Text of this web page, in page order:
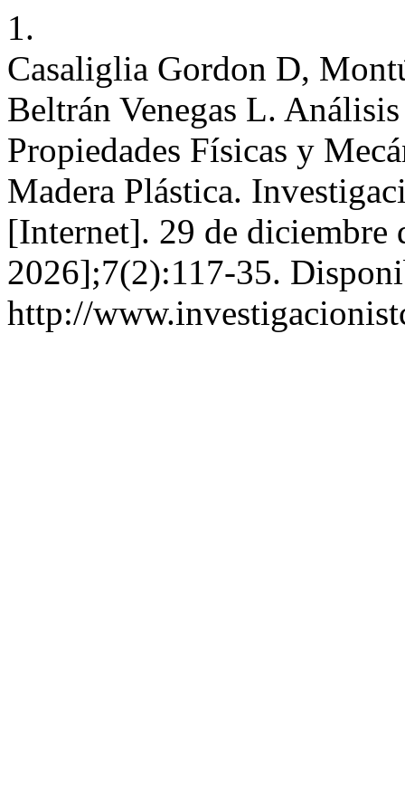
1.
Casaliglia Gordon D,
Beltrán Venegas L.
Propiedades Físicas y
Madera Plástica.
[Internet]. 29 de diciembre
2026];7(2):117-35.
http://